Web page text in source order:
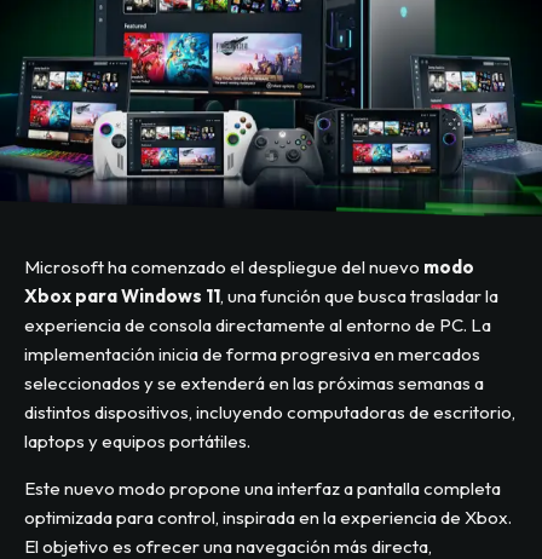
Microsoft ha comenzado el despliegue del nuevo modo
Xbox para Windows 11, una función que busca trasladar la
experiencia de consola directamente al entorno de PC. La
implementación inicia de forma progresiva en mercados
seleccionados y se extenderá en las próximas semanas a
distintos dispositivos, incluyendo computadoras de escritorio,
laptops y equipos portátiles.
Este nuevo modo propone una interfaz a pantalla completa
optimizada para control, inspirada en la experiencia de Xbox.
El objetivo es ofrecer una navegación más directa,